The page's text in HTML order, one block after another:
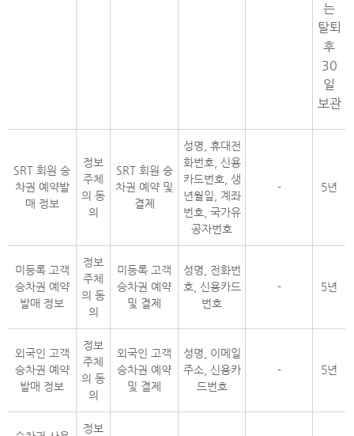
는
탈퇴
후
30
일
보관
SRT 회원 승
차권 예약발
매 정보
정보
주체
의 동
의
SRT 회원 승
차권 예약 및
결제
성명, 휴대전
화번호, 신용
카드번호, 생
년월일, 계좌
번호, 국가유
공자번호
- 5년
미등록 고객
승차권 예약
발매 정보
정보
주체
의 동
의
미등록 고객
승차권 예약
및 결제
성명, 전화번
호, 신용카드
번호
- 5년
외국인 고객
승차권 예약
발매 정보
정보
주체
의 동
의
외국인 고객
승차권 예약
및 결제
성명, 이메일
주소, 신용카
드번호
- 5년
정보